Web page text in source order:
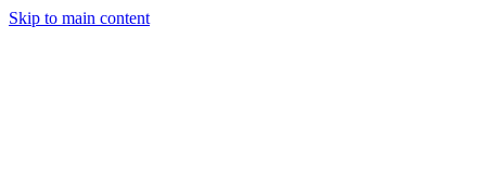
Skip to main content